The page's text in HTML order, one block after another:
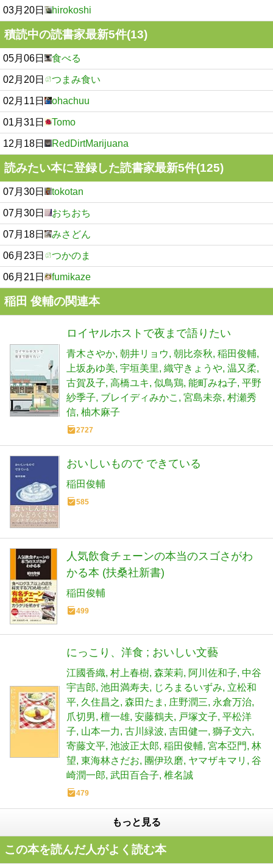
03月20日 hirokoshi
積読中の読書家最新5件(13)
05月06日 食べる
02月20日 つまみ食い
02月11日 ohachuu
01月31日 Tomo
12月18日 RedDirtMarijuana
読みたい本に登録した読書家最新5件(125)
07月30日 tokotan
07月30日 おちおち
07月18日 みさどん
06月23日 つかのま
06月21日 fumikaze
稲田 俊輔の関連本
ロイヤルホストで夜まで語りたい
青木さやか 朝井リョウ 朝比奈秋 稲田俊輔
上坂あゆ美 宇垣美里 織守きょうや 温又柔
古賀及子 高橋ユキ 似鳥鶏 能町みね子 平野
紗季子 ブレイディみかこ 宮島未奈 村瀬秀
信 柚木麻子
2727
おいしいもので できている
稲田俊輔
585
人気飲食チェーンの本当のスゴさがわ
かる本 (扶桑社新書)
稲田俊輔
499
にっこり、洋食 ; おいしい文藝
江國香織 村上春樹 森茉莉 阿川佐和子 中谷
宇吉郎 池田満寿夫 じろまるいずみ 立松和
平 久住昌之 森田たま 庄野潤三 永倉万治
爪切男 檀一雄 安藤鶴夫 戸塚文子 平松洋
子 山本一力 古川緑波 吉田健一 獅子文六
寄藤文平 池波正太郎 稲田俊輔 宮本亞門 林
望 東海林さだお 團伊玖磨 ヤマザキマリ
谷
崎潤一郎 武田百合子 椎名誠
479
もっと見る
この本を読んだ人がよく読む本